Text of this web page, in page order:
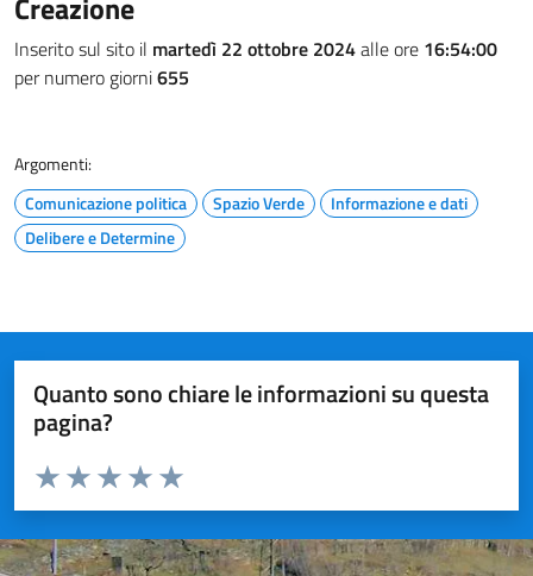
Inserito sul sito il martedì 22 ottobre 2024alle ore 16:54:00
per numero giorni655
Argomenti:
Comunicazione politica
Spazio Verde
Informazione e dati
Delibere e Determine
Quanto sono chiare le informazioni su questa
pagina?
Valuta da 1 a 5 stelle la pagina
Valuta 5 stelle su 5
Valuta 4 stelle su 5
Valuta 3 stelle su 5
Valuta 2 stelle su 5
Valuta 1 stelle su 5